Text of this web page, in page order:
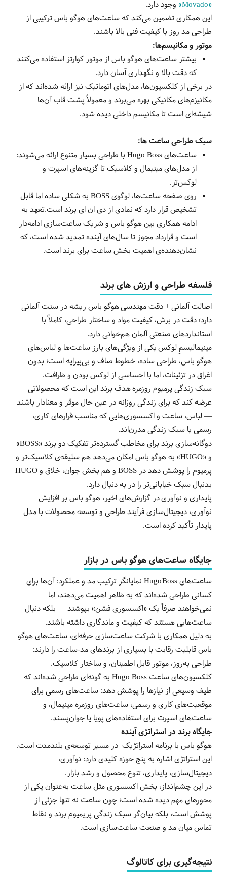
«Movado»
وجود دارد.
این همکاری تضمین می‌کند که ساعت‌های هوگو باس ترکیبی از
طراحی مد روز با کیفیت فنی بالا باشند.
موتور و مکانیسم‌ها:
بیشتر ساعت‌های هوگو باس از موتور کوارتز استفاده می‌کنند
که دقت بالا و نگهداری آسان دارد.
در برخی از کلکسیون‌ها، مدل‌های اتوماتیک نیز ارائه شده‌اند که از
مکانیزم‌های مکانیکی بهره می‌برند و معمولاً پشت قاب آن‌ها
شیشه‌ای است تا مکانیسم داخلی دیده شود.
سبک طراحی ساعت‌ ها:
ساعت‌های Hugo Boss با طراحی بسیار متنوع ارائه می‌شوند:
از مدل‌های مینیمال و کلاسیک تا گزینه‌های اسپرت و
لوکس‌تر.
روی صفحه ساعت‌ها، لوگوی
به شکلی ساده اما قابل
تشخیص قرار دارد که نمادی از دی ان ای برند است.تعهد به
ادامه همکاری بین هوگو باس و شریک ساعت‌سازی ادامه‌دار
است و قرارداد مجوز تا سال‌های آینده تمدید شده است، که
نشان‌دهنده‌ی اهمیت بخش ساعت برای برند است.
فلسفه طراحی و ارزش‌ های برند
اصالت آلمانی + دقت مهندسی هوگو باس ریشه در سنت آلمانی
دارد؛ دقت در برش، کیفیت مواد و ساختار طراحی، کاملاً با
استانداردهای صنعتی آلمان هم‌خوانی دارد.
مینیمالیسمِ لوکس یکی از ویژگی‌های بارز ساعت‌ها و لباس‌های
هوگو باس، طراحی ساده، خطوط صاف و بی‌پیرایه است؛ بدون
اغراق در تزئینات، اما با احساسی از لوکس بودن و ظرافت.
سبک زندگی پرمیوم روزمره هدف برند این است که محصولاتی
عرضه کند که برای زندگی روزانه در عین حال موقر و معنادار باشند
— لباس، ساعت و اکسسوری‌هایی که مناسب قرارهای کاری،
رسمی یا سبک زندگی مدرن‌اند.
دوگانه‌سازی برند برای مخاطب گسترده‌تر تفکیک دو برند «BOSS»
و «HUGO» به هوگو باس امکان می‌دهد هم سلیقه‌ی کلاسیک‌تر و
پرمیوم را پوشش دهد در BOSS و هم بخش جوان، خلاق و HUGO
بدنبال سبک خیابانی‌تر را در به دنبال دارد.
پایداری و نوآوری در گزارش‌های اخیر، هوگو باس بر افزایش
نوآوری، دیجیتال‌سازی فرآیند طراحی و توسعه محصولات با مدل
پایدار تأکید کرده است.
جایگاه ساعت‌های هوگو باس در بازار
ساعت‌هایHugo Boss نمایانگر ترکیب مد و عملکرد: آن‌ها برای
کسانی طراحی شده‌اند که به ظاهر اهمیت می‌دهند، اما
نمی‌خواهند صرفاً یک «اکسسوری فشن» بپوشند — بلکه دنبال
ساعت‌هایی هستند که کیفیت و ماندگاری داشته باشند.
به دلیل همکاری با شرکت ساعت‌سازی حرفه‌ای، ساعت‌های هوگو
باس قابلیت رقابت با بسیاری از برندهای مد-ساعت را دارند:
طراحی به‌روز، موتور قابل اطمینان، و ساختار کلاسیک.
کلکسیون‌های ساعت Hugo Boss به گونه‌ای طراحی شده‌اند که
طیف وسیعی از نیازها را پوشش دهد: ساعت‌های رسمی برای
موقعیت‌های کاری و رسمی، ساعت‌های روزمره مینیمال، و
ساعت‌های اسپرت برای استفاده‌های پویا یا جوان‌پسند.
جایگاه برند در استراتژی آینده
هوگو باس با برنامه استراتژیک در مسیر توسعه‌ی بلندمدت است.
این استراتژی اشاره به پنج حوزه کلیدی دارد: نوآوری،
دیجیتال‌سازی، پایداری، تنوع محصول و رشد بازار.
در این چشم‌انداز، بخش اکسسوری مثل ساعت به‌عنوان یکی از
محورهای مهم دیده شده است؛ چون ساعت نه تنها جزئی از
پوشش است، بلکه بیان‌گر سبک زندگی پریمیوم برند و نقاط
تماس میان مد و صنعت ساعت‌سازی است.
نتیجه‌گیری برای کاتالوگ